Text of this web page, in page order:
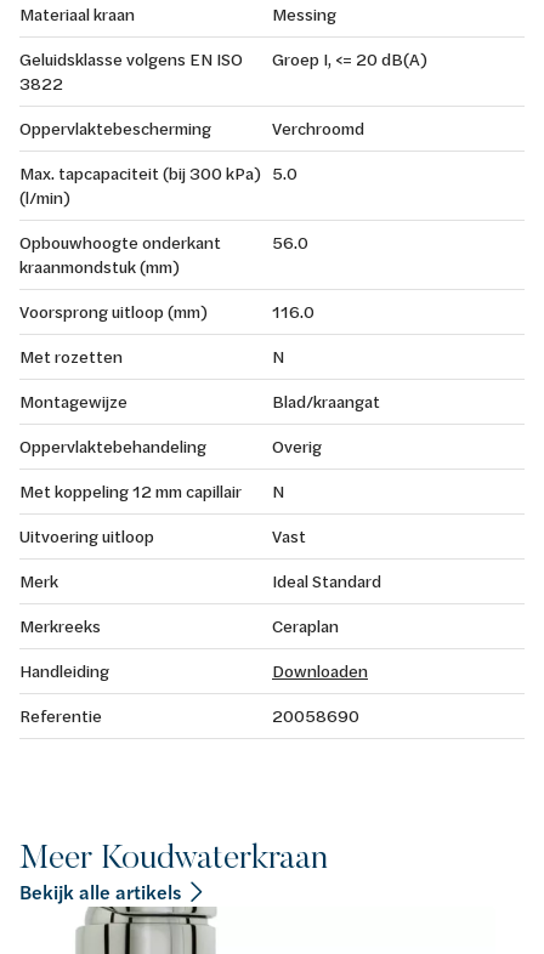
Materiaal kraan
Messing
Geluidsklasse volgens EN ISO
3822
Groep I, <= 20 dB(A)
Oppervlaktebescherming
Verchroomd
Max. tapcapaciteit (bij 300 kPa)
(l/min)
5.0
Opbouwhoogte onderkant
kraanmondstuk (mm)
56.0
Voorsprong uitloop (mm)
116.0
Met rozetten
N
Montagewijze
Blad/kraangat
Oppervlaktebehandeling
Overig
Met koppeling 12 mm capillair
N
Uitvoering uitloop
Vast
Merk
Ideal Standard
Merkreeks
Ceraplan
Handleiding
Downloaden
Referentie
20058690
Meer Koudwaterkraan
Bekijk alle artikels